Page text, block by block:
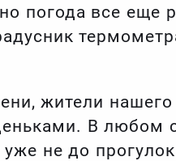
погода все еще
жители
В любом
не до